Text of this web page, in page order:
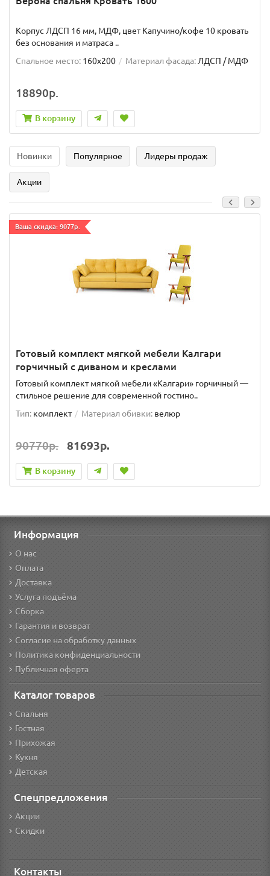
Корпус ЛДСП 16 мм, МДФ, цвет Капучино/кофе 10 кровать
без основания и матраса ..
Спальное место: 160x200 Материал фасада: ЛДСП / МДФ
18890р.
В корзину
Новинки Популярное Лидеры продаж
Акции
Ваша скидка: 9077р.
Готовый комплект мягкой мебели Калгари
горчичный с диваном и креслами
Готовый комплект мягкой мебели «Калгари» горчичный —
стильное решение для современной гостино..
Тип: комплект Материал обивки: велюр
90770р. 81693р.
В корзину
Информация
О нас
Оплата
Доставка
Услуга подъёма
Сборка
Гарантия и возврат
Согласие на обработку данных
Политика конфиденциальности
Публичная оферта
Каталог товаров
Спальня
Гостная
Прихожая
Кухня
Детская
Спецпредложения
Акции
Скидки
Контакты